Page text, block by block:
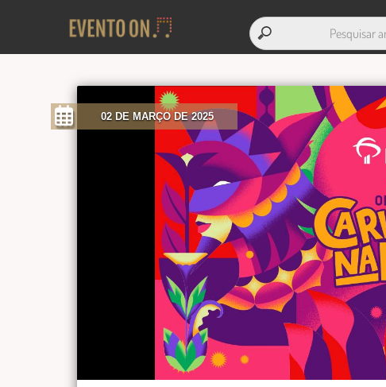
02 DE MARÇO DE 2025